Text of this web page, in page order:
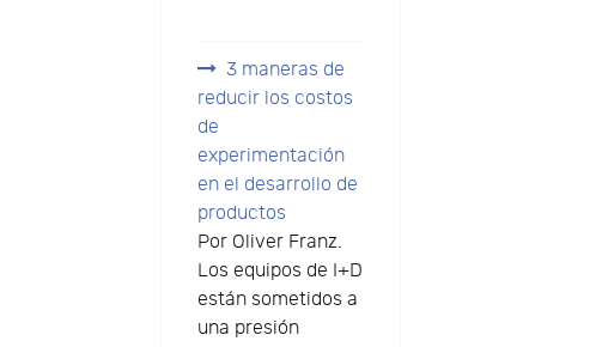
3 maneras de
reducir los costos
de
experimentación
en el desarrollo de
productos
Por Oliver Franz.
Los equipos de I+D
están sometidos a
una presión